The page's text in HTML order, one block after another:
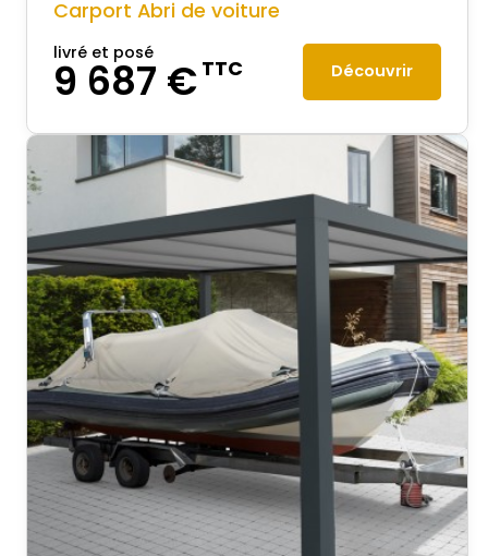
Carport Abri de voiture
livré et posé
9 687 €TTC Découvrir